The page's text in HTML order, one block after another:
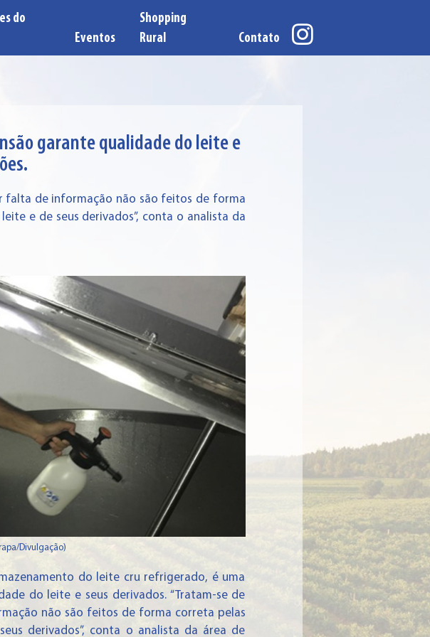
do
Eventos
Shopping
Rural
Contato
garante qualidade do leite e
falta de informação não são feitos de forma
e de seus derivados”, conta o analista da
Divulgação)
do leite cru refrigerado, é uma
do leite e seus derivados. “Tratam-se de
não são feitos de forma correta pelas
derivados”, conta o analista da área de